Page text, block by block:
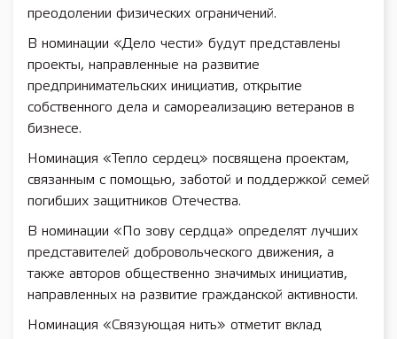
преодолении физических ограничений.
В номинации «Дело чести» будут представлены
проекты, направленные на развитие
предпринимательских инициатив, открытие
собственного дела и самореализацию ветеранов в
бизнесе.
Номинация «Тепло сердец» посвящена проектам,
связанным с помощью, заботой и поддержкой семей
погибших защитников Отечества.
В номинации «По зову сердца» определят лучших
представителей добровольческого движения, а
также авторов общественно значимых инициатив,
направленных на развитие гражданской активности.
Номинация «Связующая нить» отметит вклад